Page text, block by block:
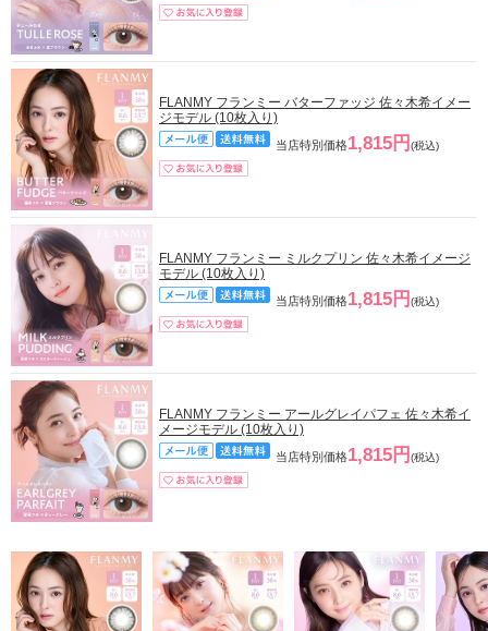
FLANMY フランミー バターファッジ 佐々木希イメー
ジモデル (10枚入り)
当店特別価格1,815円 (税込)
FLANMY フランミー ミルクプリン 佐々木希イメージ
モデル (10枚入り)
当店特別価格1,815円 (税込)
FLANMY フランミー アールグレイパフェ 佐々木希イ
メージモデル (10枚入り)
当店特別価格1,815円 (税込)